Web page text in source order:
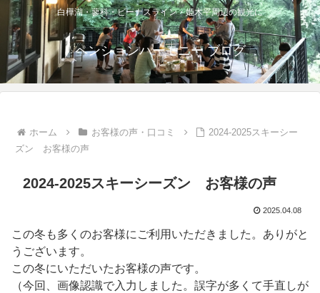
白樺湖・蓼科・ビーナスライン・姫木平周辺の観光に
ペンションハーモニー ブログ
ホーム お客様の声・口コミ
2024-2025スキーシー
ズン お客様の声
2024-2025スキーシーズン お客様の声
2025.04.08
この冬も多くのお客様にご利用いただきました。ありがと
うございます。
この冬にいただいたお客様の声です。
（今回、画像認識で入力しました。誤字が多くて手直しが